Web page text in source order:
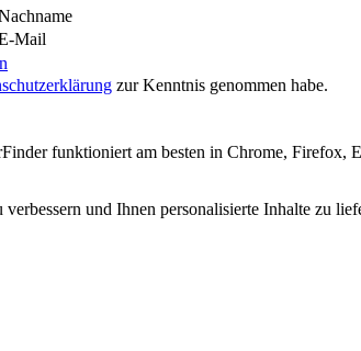
Mail
zur Kenntnis genommen habe.
funktioniert am besten in Chrome, Firefox,
und Ihnen personalisierte Inhalte zu